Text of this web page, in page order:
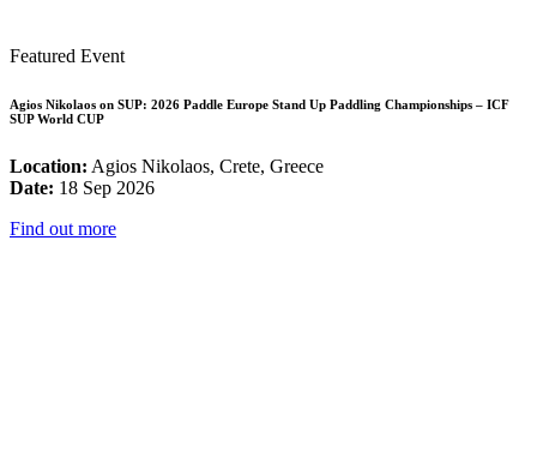
Featured Event
Agios Nikolaos on SUP: 2026 Paddle Europe Stand Up Paddling Championships – ICF
SUP World CUP
Location: Agios Nikolaos, Crete, Greece
Date: 18 Sep 2026
Find out more